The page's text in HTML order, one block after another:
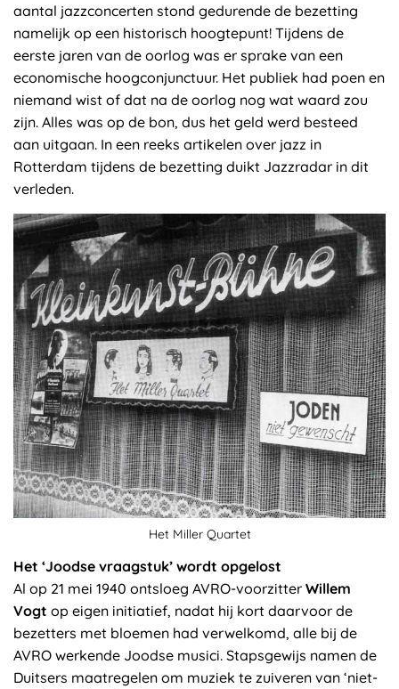
aantal jazzconcerten stond gedurende de bezetting
namelijk op een historisch hoogtepunt! Tijdens de
eerste jaren van de oorlog was er sprake van een
economische hoogconjunctuur. Het publiek had poen en
niemand wist of dat na de oorlog nog wat waard zou
zijn. Alles was op de bon, dus het geld werd besteed
aan uitgaan. In een reeks artikelen over jazz in
Rotterdam tijdens de bezetting duikt Jazzradar in dit
verleden.
Het Miller Quartet
Het ‘Joodse vraagstuk’ wordt opgelost
Al op 21 mei 1940 ontsloeg AVRO-voorzitter Willem
Vogt op eigen initiatief, nadat hij kort daarvoor de
bezetters met bloemen had verwelkomd, alle bij de
AVRO werkende Joodse musici. Stapsgewijs namen de
Duitsers maatregelen om muziek te zuiveren van ‘niet-